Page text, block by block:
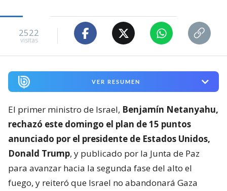
2522
visitas
VER RESUMEN
El primer ministro de Israel, Benjamín Netanyahu,
rechazó este domingo el plan de 15 puntos
anunciado por el presidente de Estados Unidos,
Donald Trump, y publicado por la Junta de Paz
para avanzar hacia la segunda fase del alto el
fuego, y reiteró que Israel no abandonará Gaza